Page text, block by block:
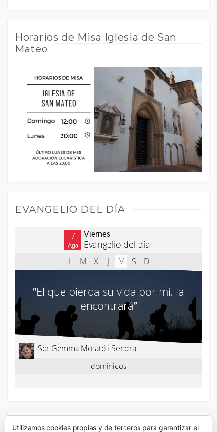
Horarios de Misa Iglesia de San
Mateo
EVANGELIO DEL DÍA
¡Síguenos en Twitter!
Utilizamos cookies propias y de terceros para garantizar el